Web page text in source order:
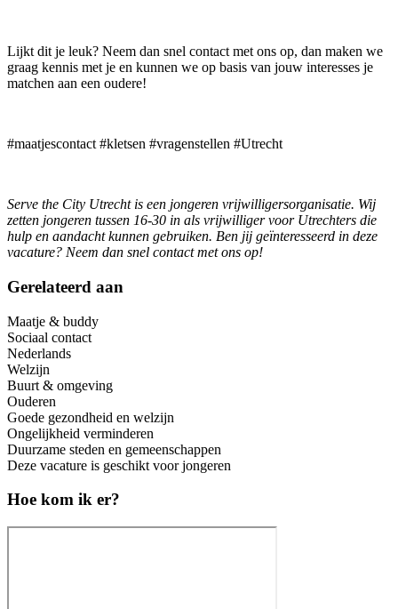
Lijkt dit je leuk? Neem dan snel contact met ons op, dan maken we
graag kennis met je en kunnen we op basis van jouw interesses je
matchen aan een oudere!
#maatjescontact #kletsen #vragenstellen #Utrecht
Serve the City Utrecht is een jongeren vrijwilligersorganisatie. Wij
zetten jongeren tussen 16-30 in als vrijwilliger voor Utrechters die
hulp en aandacht kunnen gebruiken. Ben jij geïnteresseerd in deze
vacature? Neem dan snel contact met ons op!
Gerelateerd aan
Maatje & buddy
Sociaal contact
Nederlands
Welzijn
Buurt & omgeving
Ouderen
Goede gezondheid en welzijn
Ongelijkheid verminderen
Duurzame steden en gemeenschappen
Deze vacature is geschikt voor jongeren
Hoe kom ik er?